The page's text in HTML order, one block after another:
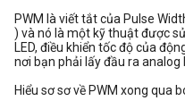
PWM là viết tắt của Pulse
) và nó là một kỹ thuật được
LED, điều khiển tốc độ của
nơi bạn phải lấy đầu ra
Hiểu sơ sơ về PWM xong qua